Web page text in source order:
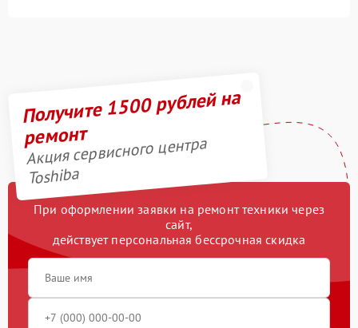
Получите 1500 рублей на
ремонт
Акция сервисного центра
Toshiba
При оформлении заявки на ремонт техники через
сайт,
действует персональная бессрочная скидка